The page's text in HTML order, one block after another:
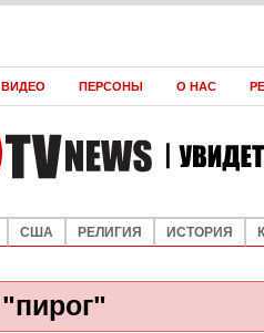
ВИДЕО ПЕРСОНЫ О НАС
США РЕЛИГИЯ ИСТОРИЯ
"пирог"